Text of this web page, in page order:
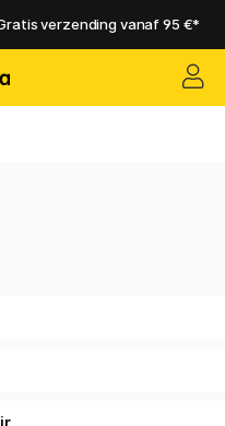
verzending vanaf 95 €*
verzending vanaf 95 €*